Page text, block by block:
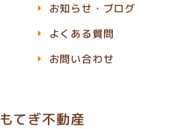
もてぎ不動産
お知らせ・ブログ
よくある質問
お問い合わせ